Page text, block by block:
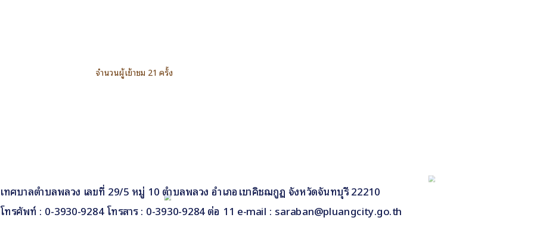
จำนวนผู้เข้าชม 21 ครั้ง
เทศบาลตำบลพลวง เลขที่ 29/5 หมู่ 10 ตำบลพลวง อำเภอเขาคิชฌกูฏ จังหวัดจันทบุรี 22210
โทรศัพท์ : 0-3930-9284 โทรสาร : 0-3930-9284 ต่อ 11 e-mail : saraban@pluangcity.go.th